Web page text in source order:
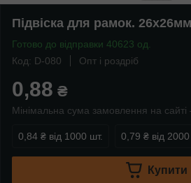
Підвіска для рамок. 26х26мм
Готово до відправки 40623 од.
Код: D-080
Опт і роздріб
0,88 ₴
Мінімальна сума замовлення на
0,84 ₴ від 1000 шт. 0,79 ₴ від
Купити